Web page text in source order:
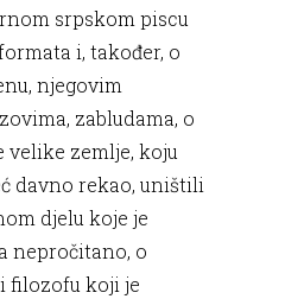
srpskom piscu
i, također, o
njegovim
zabludama, o
velike zemlje, koju
davno rekao, uništili
djelu koje je
nepročitano, o
filozofu koji je